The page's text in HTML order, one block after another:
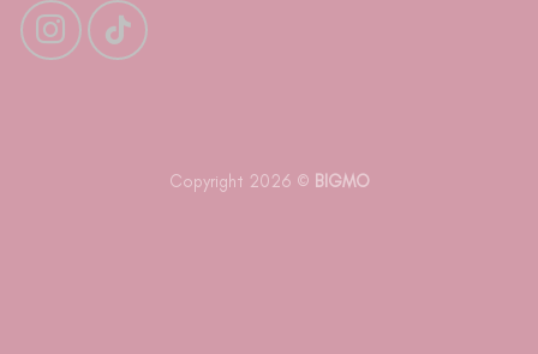
Copyright 2026 © BIGMO